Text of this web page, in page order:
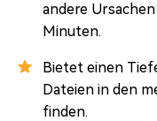
andere
Minuten.
Bietet einen
Dateien in den
finden.